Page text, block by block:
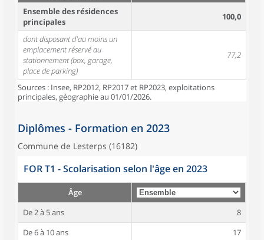
Ensemble des résidences
principales
100,0
dont disposant d'au moins un
emplacement réservé au
stationnement (box, garage,
place de parking)
77,2
Sources : Insee, RP2012, RP2017 et RP2023, exploitations
principales, géographie au 01/01/2026.
Diplômes - Formation en 2023
Commune de Lesterps (16182)
FOR T1 - Scolarisation selon l'âge en 2023
Âge
De 2 à 5 ans
8
De 6 à 10 ans
17